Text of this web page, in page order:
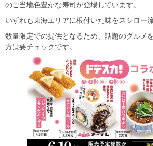
のご当地色豊かな寿司が登場しています。
いずれも東海エリアに根付いた味をスシロー
数量限定での提供となるため、話題のグルメ
方は要チェックです。